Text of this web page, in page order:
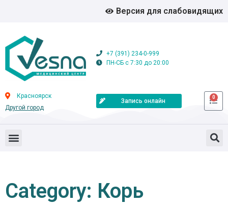
Версия для слабовидящих
+7 (391) 234-0-999
ПН-СБ с 7:30 до 20:00
Красноярск
Другой город
Запись онлайн
0
Category: Корь